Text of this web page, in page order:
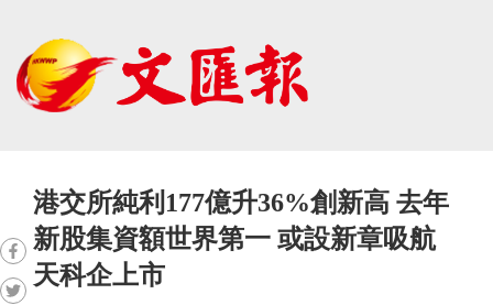
港交所純利177億升36%創新高 去年
新股集資額世界第一 或設新章吸航
天科企上市